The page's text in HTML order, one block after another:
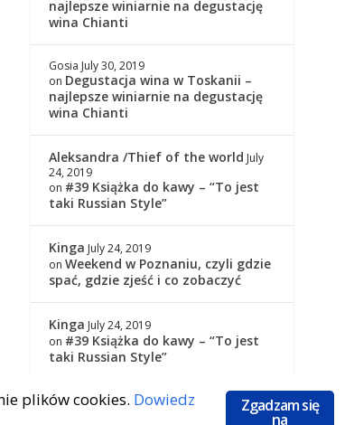
najlepsze winiarnie na degustację
wina Chianti
Gosia July 30, 2019
on Degustacja wina w Toskanii –
najlepsze winiarnie na degustację
wina Chianti
Aleksandra /Thief of the world July
24, 2019
on #39 Książka do kawy – “To jest
taki Russian Style”
Kinga July 24, 2019
onWeekend w Poznaniu, czyli gdzie
spać, gdzie zjeść i co zobaczyć
Kinga July 24, 2019
on #39 Książka do kawy – “To jest
taki Russian Style”
Zgadzam się
na
plików cookies. Dowiedz